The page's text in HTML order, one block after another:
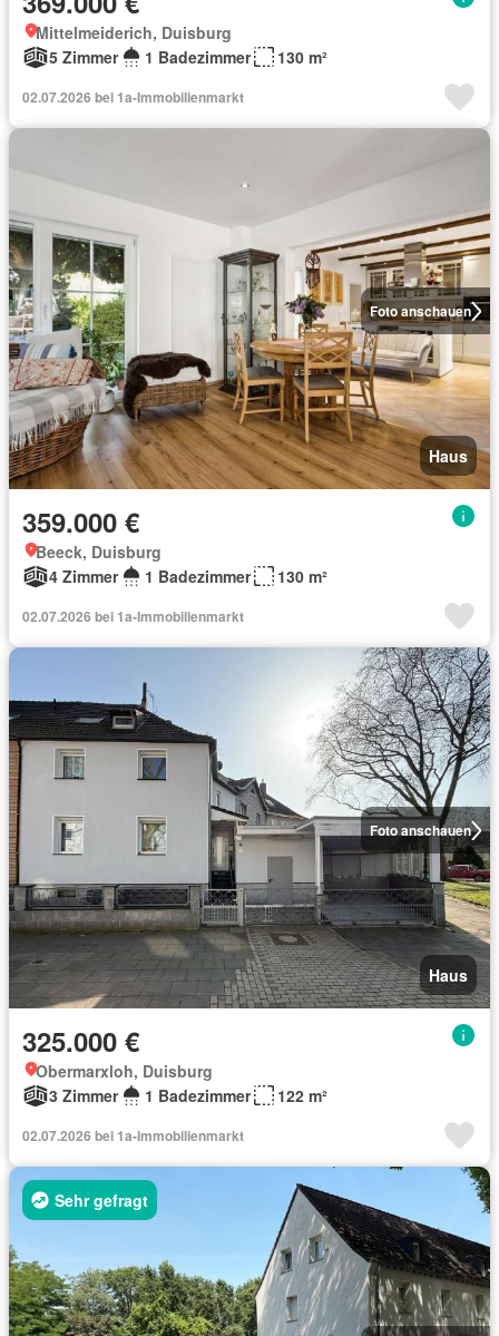
Mittelmeiderich, Duisburg
5 Zimmer
1 Badezimmer 130 m²
02.07.2026 bei 1a-Immobilienmarkt
Foto anschauen
Haus
359.000 €
Beeck, Duisburg
4 Zimmer
1 Badezimmer 130 m²
02.07.2026 bei 1a-Immobilienmarkt
Foto anschauen
Haus
325.000 €
Obermarxloh, Duisburg
3 Zimmer
1 Badezimmer 122 m²
02.07.2026 bei 1a-Immobilienmarkt
Sehr gefragt